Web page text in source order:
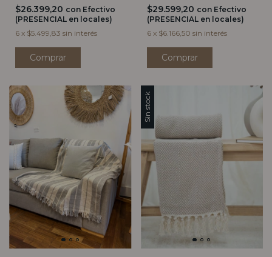
$26.399,20 con Efectivo
(PRESENCIAL en locales)
6 x $5.499,83 sin interés
$29.599,20 con Efectivo
(PRESENCIAL en locales)
6 x $6.166,50 sin interés
Sin stock